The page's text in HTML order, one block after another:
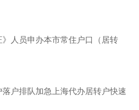
人员申办本市常住户口（居转
户排队加急上海代办居转户快速